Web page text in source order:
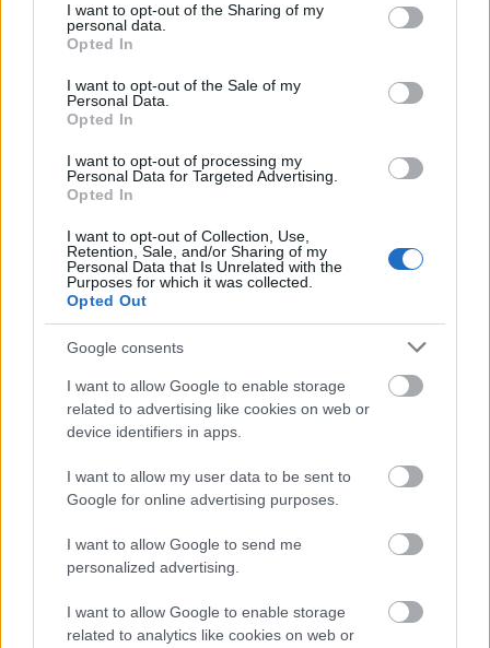
not limited to your visit or usage behaviour. You may click to
grant or deny consent to Google and its third-party tags to
use your data for below specified purposes in below Google
consent section.
I want to opt-out of the Sharing of my
personal data.
Opted In
I want to opt-out of the Sale of my
Personal Data.
Opted In
I want to opt-out of processing my
Personal Data for Targeted Advertising.
Opted In
I want to opt-out of Collection, Use,
Retention, Sale, and/or Sharing of my
Personal Data that Is Unrelated with the
Purposes for which it was collected.
Opted Out
Google consents
I want to allow Google to enable storage
related to advertising like cookies on web or
device identifiers in apps.
I want to allow my user data to be sent to
Google for online advertising purposes.
I want to allow Google to send me
personalized advertising.
I want to allow Google to enable storage
related to analytics like cookies on web or
Felújított üzletet nyitott Szekszárdon az Auchan
Helyi hírek
Amire többmillióan vártunk: szombattól másodfokúra
Helyi hírek